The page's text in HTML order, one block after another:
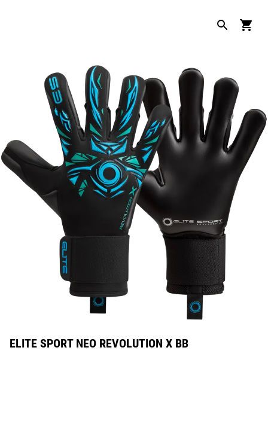
ELITE SPORT NEO REVOLUTION X BB